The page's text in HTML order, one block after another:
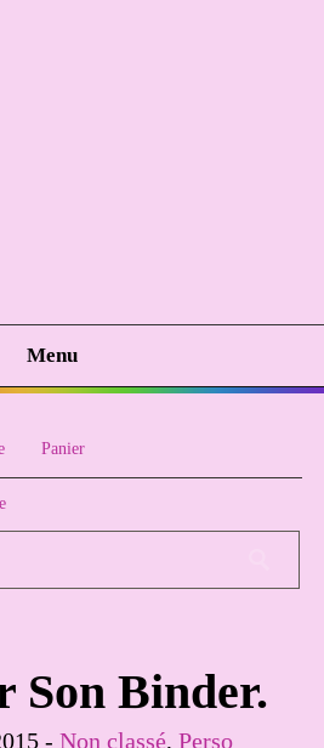
Menu
Panier
Son Binder.
-Non classé,Perso